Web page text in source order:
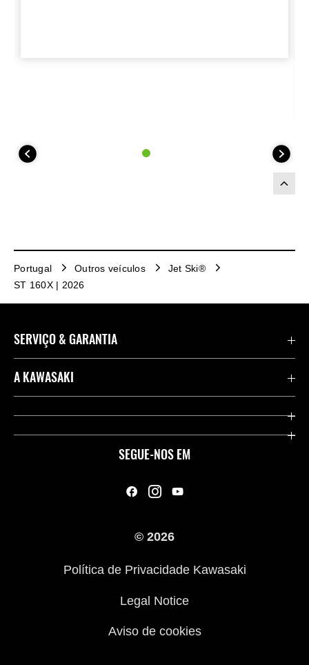
Portugal Outros veículos
Jet Ski®
ST 160X | 2026
SEGUE-NOS EM
SERVIÇO & GARANTIA
Importações de veículos
Links Úteis
A KAWASAKI
Company
Campanha de Roupas para Motociclistas
ATV - Conduza com responsabilidade
© 2026
Política de Privacidade Kawasaki
Legal Notice
Aviso de cookies